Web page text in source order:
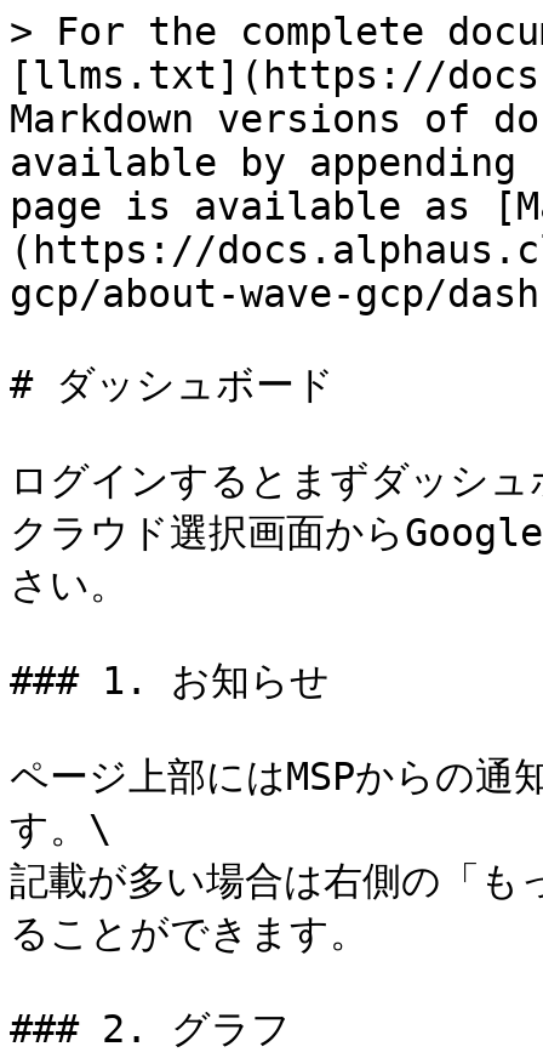
> For the complete
[llms.txt](https://
Markdown versions of
available by
page is available as
(https://
gcp/about-wave-gcp/
# ダッシュボード
ログインするとまずダッシ
クラウド選択画面から
さい。
### 1. お知らせ
ページ上部にはMSPからの
す。\
記載が多い場合は右側の「も
ることができます。
### 2. グラフ